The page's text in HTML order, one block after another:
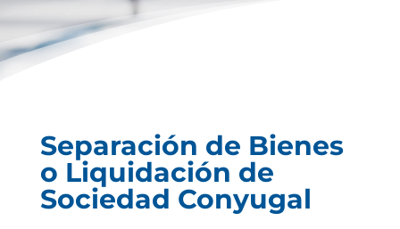
Separación de Bienes
o Liquidación de
Sociedad Conyugal